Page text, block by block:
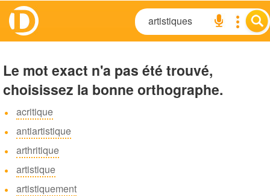
Le mot exact n'a pas été trouvé,
choisissez la bonne orthographe.
acritique
antiartistique
arthritique
artistique
artistiquement